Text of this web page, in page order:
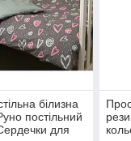
білизна
постільний
для